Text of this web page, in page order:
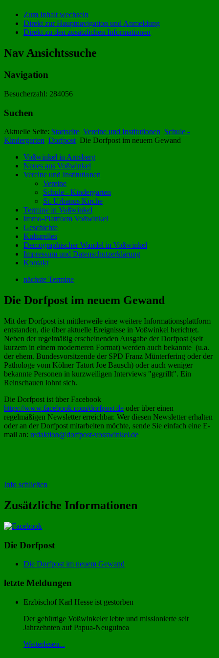
Zum Inhalt wechseln
Direkt zur Hauptnavigation und Anmeldung
Direkt zu den zusätzlichen Informationen
Nav Ansichtssuche
Navigation
Besucherzahl: 284056
Suchen
Aktuelle Seite: Startseite Vereine und Institutionen Schule -
Kindergarten Dorfpost Die Dorfpost im neuem Gewand
Voßwinkel in Arnsberg
Neues aus Voßwinkel
Vereine und Institutionen
Vereine
Schule - Kindergarten
St. Urbanus Kirche
Termine in Voßwinkel
Immo-Plattform Voßwinkel
Geschichte
Kulturelles
Demographischer Wandel in Voßwinkel
Impressum und Datenschutzerklärung
Kontakt
nächste Termine
Die Dorfpost im neuem Gewand
Mit der Dorfpost ist mittlerweile eine weitere Informationsplattform
entstanden, die über aktuelle Ereignisse in Voßwinkel berichtet.
Neben der regelmäßig erscheinenden Ausgabe der Dorfpost (seit
kurzem in einem moderneren Format) werden auch bekannte (u.a.
der ehem. Bundesvorsitzende der SPD Franz Münterfering oder der
Pathologe vom Kölner Tatort Joe Bausch) oder auch weniger
bekannte Personen in kurzweiligen Interviews "gegrillt". Ein
Reinschauen lohnt sich.
Die Dorfpost ist über Facebook
https://www.facebook.com/dorfpost.de oder über einen
regelmäßigen Newsletter erreichbar. Wer diesen Newsletter erhalten
oder an der Dorfpost mitarbeiten möchte, sende Sie einfach eine E-
mail an: redaktion@dorfpost-vosswinkel.de
Info schließen
Zusätzliche Informationen
Die Dorfpost
Die Dorfpost im neuem Gewand
letzte Meldungen
Erzbischof Karl Hesse ist gestorben
Der gebürtige Voßwinkeler lebte und missionierte seit
Jahrzehnten auf Papua-Neuguinea
Weiterlesen...